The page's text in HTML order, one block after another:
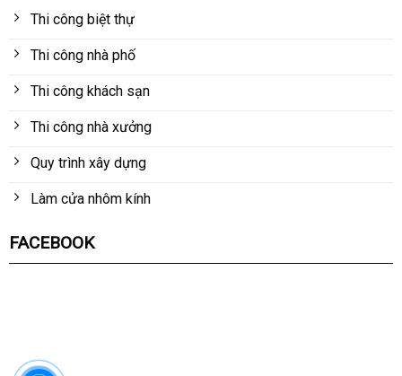
Thi công biệt thự
Thi công nhà phố
Thi công khách sạn
Thi công nhà xưởng
Quy trình xây dựng
Làm cửa nhôm kính
FACEBOOK